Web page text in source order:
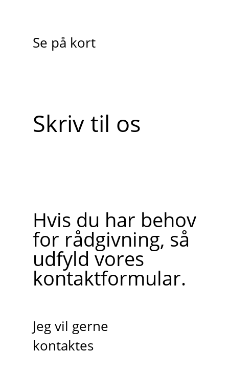
Se på kort
Skriv til os
Hvis du har behov
for rådgivning, så
udfyld vores
kontaktformular.
Jeg vil gerne
kontaktes